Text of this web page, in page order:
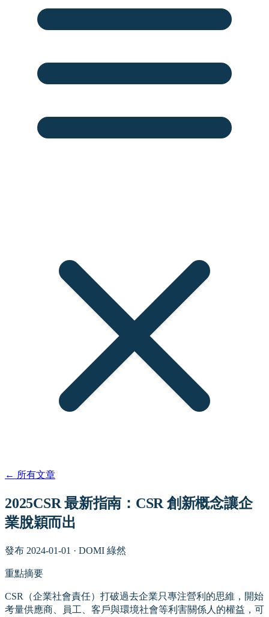
← 所有文章
2025CSR 最新指南：CSR 創新概念讓企
業脫穎而出
發布 2024-01-01 · DOMI 綠然
重點摘要
CSR（企業社會責任）打破過去企業只專注營利的思維，開始
考量供應商、員工、客戶與環境社會等利害關係人的權益，可